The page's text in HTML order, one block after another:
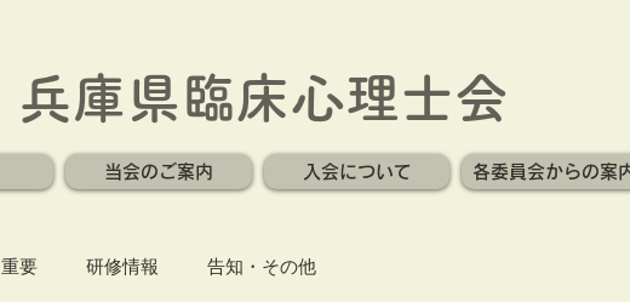
兵庫県臨床心理士会
当会のご案内 入会について 各委員会からの案
重要 研修情報 告知・その他